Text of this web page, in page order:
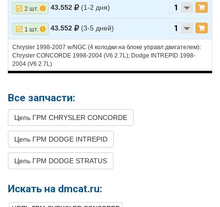
2 шт. 43.552 (1-2 дня)
1 шт. 43.552 (3-5 дней)
Chrysler 1998-2007 w/NGC (4 колодки на блоке управл двигателем):
Chrysler CONCORDE 1998-2004 (V6 2.7L); Dodge INTREPID 1998-
2004 (V6 2.7L)
Все запчасти:
Цепь ГРМ CHRYSLER CONCORDE
Цепь ГРМ DODGE INTREPID
Цепь ГРМ DODGE STRATUS
Искать на dmcat.ru: